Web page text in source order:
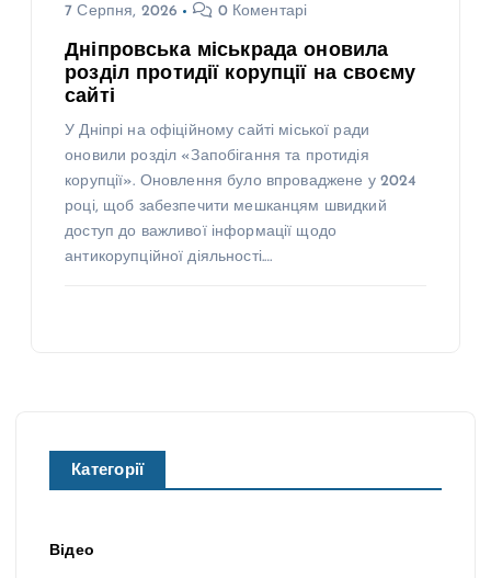
7 Серпня, 2026 0 Коментарі
Дніпровська міськрада оновила
розділ протидії корупції на своєму
сайті
У Дніпрі на офіційному сайті міської ради
оновили розділ «Запобігання та протидія
корупції». Оновлення було впроваджене у 2024
році, щоб забезпечити мешканцям швидкий
доступ до важливої інформації щодо
антикорупційної діяльності.…
Категорії
Відео